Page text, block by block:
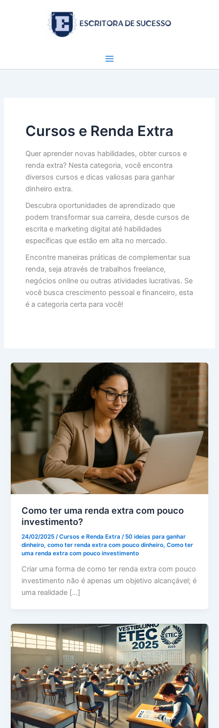
Cursos e Renda Extra
Quer aprender novas habilidades, obter cursos e
renda extra? Nesta categoria, você encontra
diversos cursos e dicas valiosas para ganhar
dinheiro extra.
Descubra oportunidades de aprendizado que
podem transformar sua carreira, desde cursos de
escrita e marketing digital até habilidades
específicas que estão em alta no mercado.
Encontre maneiras práticas de complementar sua
renda, seja através de trabalhos freelance,
negócios online ou outras atividades lucrativas. Se
você busca crescimento pessoal e financeiro, esta
é a categoria certa para você!
Como ter uma renda extra com pouco
investimento?
24/02/2025 /Cursos e Renda Extra / 50 ideias para ganhar
dinheiro,como ter renda extra com pouco dinheiro,Como ter
uma renda extra com pouco investimento
Criar uma forma de como ter renda extra com pouco
investimento não é apenas um objetivo alcançável; é
uma realidade […]